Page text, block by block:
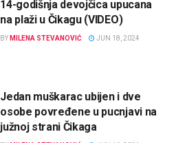
14-godišnja devojčica upucana
na plaži u Čikagu (VIDEO)
BY MILENA STEVANOVIĆ JUN 18, 2024
Jedan muškarac ubijen i dve
osobe povređene u pucnjavi na
južnoj strani Čikaga